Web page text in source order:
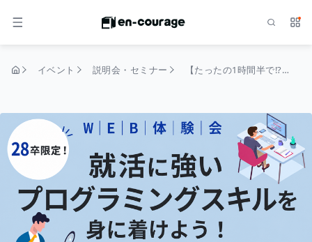
メニュー サ
イベント 説明会・セミナー 【たったの1時間半で!?】28卒向け どの業界でも評価されるITスキルという“武器”が1つ増えるWebサイト制作体験会